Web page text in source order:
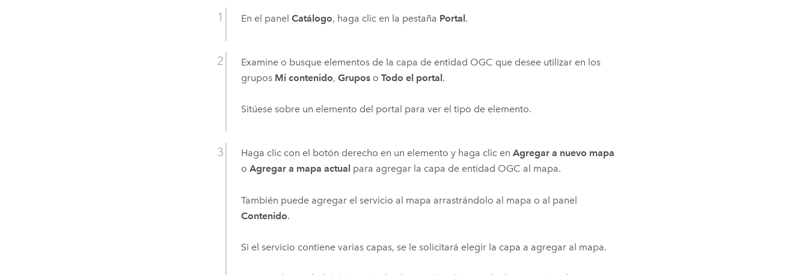
En el panelCatálogo, haga clic en la pestaña Portal.
Examine o busque elementos de la capa de entidad OGC que desee utilizar en los
grupos Mi contenido,Grupos oTodo el portal.
Sitúese sobre un elemento del portal para ver el tipo de elemento.
Haga clic con el botón derecho en un elemento y haga clic enAgregar a nuevo mapa
oAgregar a mapa actual para agregar la capa de entidad OGC al mapa.
También puede agregar el servicio al mapa arrastrándolo al mapa o al panel
Contenido.
Si el servicio contiene varias capas, se le solicitará elegir la capa a agregar al mapa.